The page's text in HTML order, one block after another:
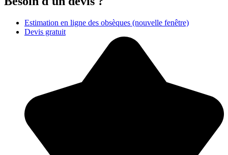
Estimation en ligne des obsèques (nouvelle fenêtre)
Devis gratuit